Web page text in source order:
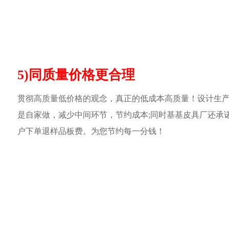
5)同质量价格更合理
贯彻高质量低价格的观念，真正的低成本高质量！设计生
是自家做，减少中间环节，节约成本;同时基基皮具厂还承
户下单退样品板费。为您节约每一分钱！